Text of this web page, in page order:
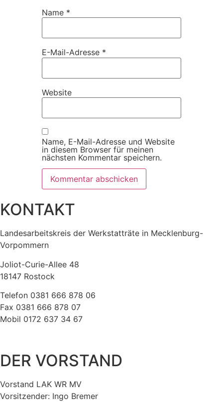
Name *
E-Mail-Adresse *
Website
Name, E-Mail-Adresse und Website
in diesem Browser für meinen
nächsten Kommentar speichern.
KONTAKT
Landesarbeitskreis der Werkstatträte in Mecklenburg-
Vorpommern
Joliot-Curie-Allee 48
18147 Rostock
Telefon 0381 666 878 06
Fax 0381 666 878 07
Mobil 0172 637 34 67
DER VORSTAND
Vorstand LAK WR MV
Vorsitzender: Ingo Bremer